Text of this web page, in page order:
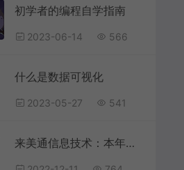
初学者的编程自学指南
2023-06-14 566
什么是数据可视化
2023-05-27 541
来美通信息技术：本年度流行的网页设计风格